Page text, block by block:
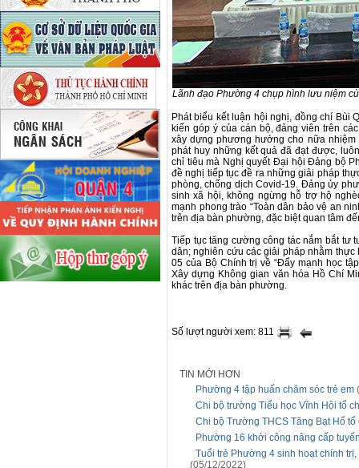
Lãnh đạo Phường 4 chụp hình lưu niệm
Phát biểu kết luận hội nghị, đồng chí Bùi
kiến góp ý của cán bộ, đảng viên trên
xây dựng phương hướng cho nữa
phát huy những kết quả đã đạt được,
chỉ tiêu mà Nghị quyết Đại hội Đảng bộ
đề nghị tiếp tục đề ra những giải pháp
phòng, chống dịch Covid-19. Đảng ủy
sinh xã hội, không ngừng hỗ trợ hộ
mạnh phong trào “Toàn dân bảo vệ an
trên địa bàn phường, đặc biệt quan tâm
Tiếp tục tăng cường công tác nắm bắt tư
dân; nghiên cứu các giải pháp nhằm
05 của Bộ Chính trị về “Đẩy mạnh học
Xây dựng Không gian văn hóa Hồ Chí
khác trên địa bàn phường.
Số lượt người xem: 811
TIN MỚI HƠN
Phường 4 tập huấn chăm sóc trẻ em
Chi bộ trường Tiểu học Vĩnh Hội tổ
Chi bộ Trường THCS Tăng Bạt Hổ
Phường 16 khởi công nâng cấp
Tuổi trẻ Phường 4 sinh hoạt chính
(05/12/2022)